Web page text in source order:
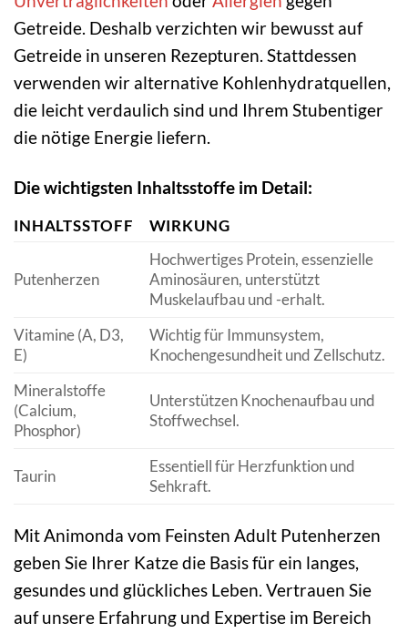
Getreide. Deshalb verzichten wir bewusst auf
Getreide in unseren Rezepturen. Stattdessen
verwenden wir alternative Kohlenhydratquellen,
die leicht verdaulich sind und Ihrem Stubentiger
die nötige Energie liefern.
Die wichtigsten Inhaltsstoffe im Detail:
INHALTSSTOFF WIRKUNG
Putenherzen
Hochwertiges Protein, essenzielle
Aminosäuren, unterstützt
Muskelaufbau und -erhalt.
Vitamine (A, D3,
E)
Wichtig für Immunsystem,
Knochengesundheit und Zellschutz.
Mineralstoffe
(Calcium,
Phosphor)
Unterstützen Knochenaufbau und
Stoffwechsel.
Taurin
Essentiell für Herzfunktion und
Sehkraft.
Mit Animonda vom Feinsten Adult Putenherzen
geben Sie Ihrer Katze die Basis für ein langes,
gesundes und glückliches Leben. Vertrauen Sie
auf unsere Erfahrung und Expertise im Bereich